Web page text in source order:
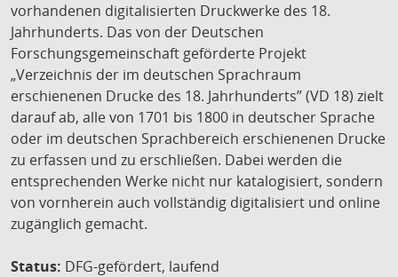
vorhandenen digitalisierten Druckwerke des 18.
Jahrhunderts. Das von der Deutschen
Forschungsgemeinschaft geförderte Projekt
„Verzeichnis der im deutschen Sprachraum
erschienenen Drucke des 18. Jahrhunderts” (VD 18) zielt
darauf ab, alle von 1701 bis 1800 in deutscher Sprache
oder im deutschen Sprachbereich erschienenen Drucke
zu erfassen und zu erschließen. Dabei werden die
entsprechenden Werke nicht nur katalogisiert, sondern
von vornherein auch vollständig digitalisiert und online
zugänglich gemacht.
Status: DFG-gefördert, laufend